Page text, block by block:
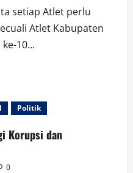
setiap Atlet perlu
Atlet Kabupaten
10...
Politik
Korupsi dan
0